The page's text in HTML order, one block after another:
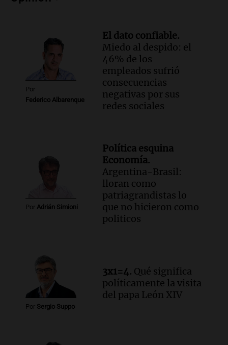
Por
Federico Albarenque
El dato confiable.
Miedo al despido: el
46% de los
empleados sufrió
consecuencias
negativas por sus
redes sociales
Por Adrián Simioni
Política esquina
Economía.
Argentina-Brasil:
lloran como
patriagrandistas lo
que no hicieron como
politicos
Por Sergio Suppo
3x1=4. Qué significa
políticamente la visita
del papa León XIV